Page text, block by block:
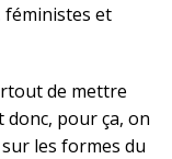
féministes et
de mettre
donc, pour ça, on
les formes du